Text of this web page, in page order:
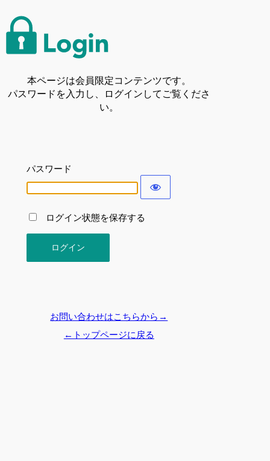
本ページは会員限定コンテンツです。
パスワードを入力し、ログインしてご覧くださ
い。
パスワード
ログイン状態を保存する
お問い合わせはこちらから→
←トップページに戻る